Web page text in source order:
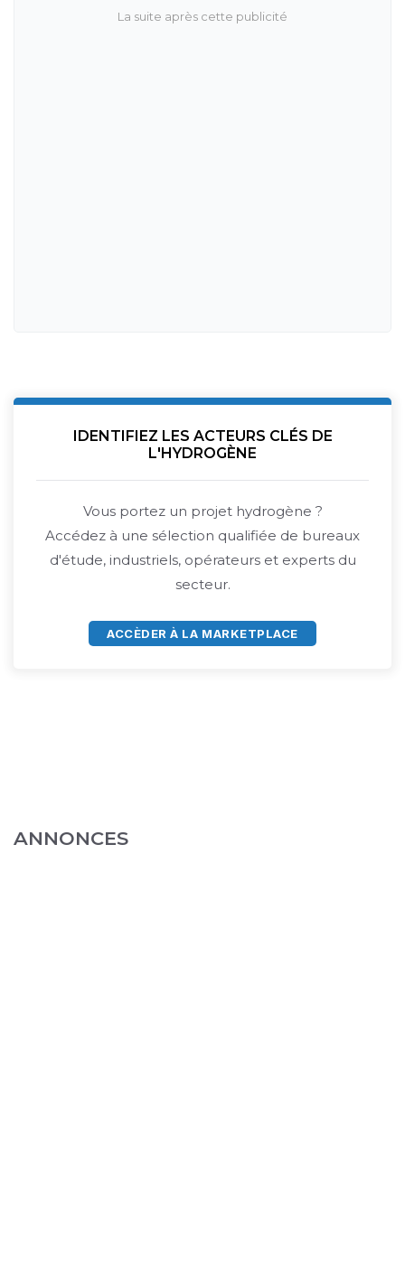
IDENTIFIEZ LES ACTEURS CLÉS DE
L'HYDROGÈNE
Vous portez un projet hydrogène ?
Accédez à une sélection qualifiée de bureaux
d'étude, industriels, opérateurs et experts du
secteur.
ACCÈDER À LA MARKETPLACE
ANNONCES